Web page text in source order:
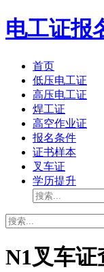
电工证报
首页
低压电工证
高压电工证
焊工证
高空作业证
报名条件
证书样本
叉车证
学历提升
N1叉车